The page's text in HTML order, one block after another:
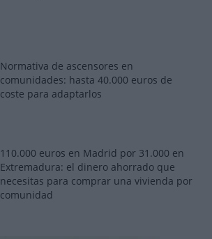
Normativa de ascensores en
comunidades: hasta 40.000 euros de
coste para adaptarlos
110.000 euros en Madrid por 31.000 en
Extremadura: el dinero ahorrado que
necesitas para comprar una vivienda por
comunidad